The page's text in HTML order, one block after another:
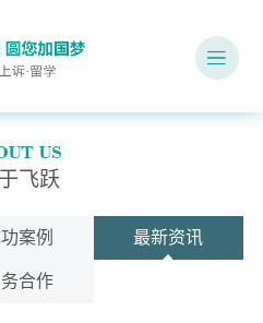
飞跃
案例 最新资讯
合作